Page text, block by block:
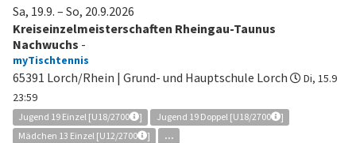
Sa, 19.9. – So, 20.9.2026
Kreiseinzelmeisterschaften Rheingau-Taunus
Nachwuchs -
myTischtennis
65391 Lorch/Rhein | Grund- und Hauptschule Lorch
Di, 15.9
23:59
Jugend 19 Einzel [U18/2700 ] Jugend 19 Doppel [U18/2700
]
Mädchen 13 Einzel [U12/2700
] ...